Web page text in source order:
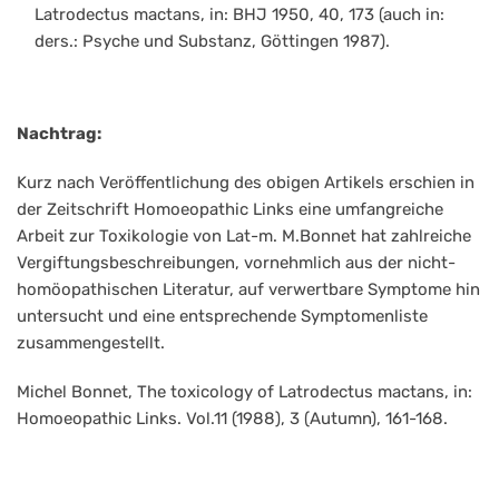
Latrodectus mactans, in: BHJ 1950, 40, 173 (auch in:
ders.: Psyche und Substanz, Göttingen 1987).
Nachtrag:
Kurz nach Veröffentlichung des obigen Artikels erschien in
der Zeitschrift Homoeopathic Links eine umfangreiche
Arbeit zur Toxikologie von Lat-m. M.Bonnet hat zahlreiche
Vergiftungsbeschreibungen, vornehmlich aus der nicht-
homöopathischen Literatur, auf verwertbare Symptome hin
untersucht und eine entsprechende Symptomenliste
zusammengestellt.
Michel Bonnet, The toxicology of Latrodectus mactans, in:
Homoeopathic Links. Vol.11 (1988), 3 (Autumn), 161-168.